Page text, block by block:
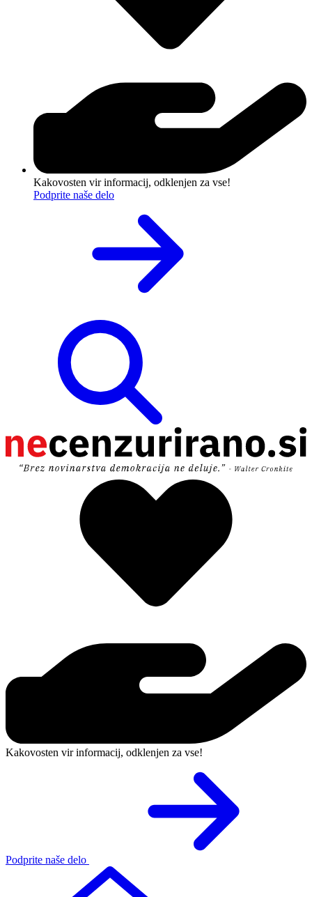
Kakovosten vir informacij, odklenjen za vse!
Podprite naše delo
Kakovosten vir informacij, odklenjen za vse!
Podprite naše delo